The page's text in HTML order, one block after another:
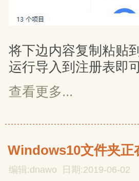
将下边内容复制粘贴
运行导入到注册表即
查看更多...
Windows10文件夹正
编辑:dnawo 日期:2019-06-02